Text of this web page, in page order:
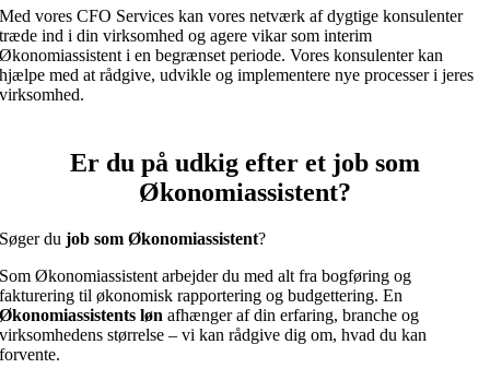
Med vores CFO Services kan vores netværk af dygtige konsulenter
træde ind i din virksomhed og agere vikar som interim
Økonomiassistent i en begrænset periode. Vores konsulenter kan
hjælpe med at rådgive, udvikle og implementere nye processer i jeres
virksomhed.
Er du på udkig efter et job som
Økonomiassistent?
Søger dujob som Økonomiassistent?
Som Økonomiassistent arbejder du med alt fra bogføring og
fakturering til økonomisk rapportering og budgettering. En
Økonomiassistents lønafhænger af din erfaring, branche og
virksomhedens størrelse – vi kan rådgive dig om, hvad du kan
forvente.